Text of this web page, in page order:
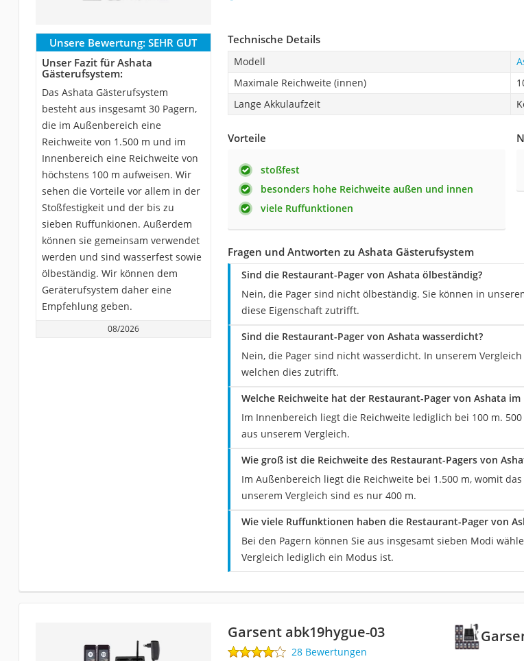
Unsere Bewertung: SEHR GUT
Unser Fazit für Ashata
Gästerufsystem:
Das Ashata Gästerufsystem
besteht aus insgesamt 30 Pagern,
die im Außenbereich eine
Reichweite von 1.500 m und im
Innenbereich eine Reichweite von
höchstens 100 m aufweisen. Wir
sehen die Vorteile vor allem in der
Stoßfestigkeit und der bis zu
sieben Ruffunkionen. Außerdem
können sie gemeinsam verwendet
werden und sind wasserfest sowie
ölbeständig. Wir können dem
Geräterufsystem daher eine
Empfehlung geben.
08/2026
Technische Details
Modell
Maximale Reichweite (innen)
Lange Akkulaufzeit
Vorteile
stoßfest
besonders hohe Reichweite außen und innen
viele Ruffunktionen
Fragen und Antworten zu Ashata Gästerufsystem
Sind die Restaurant-Pager von Ashata ölbeständig?
Nein, die Pager sind nicht ölbeständig. Sie können in
diese Eigenschaft zutrifft.
Sind die Restaurant-Pager von Ashata wasserdicht?
Nein, die Pager sind nicht wasserdicht. In unserem
welchen dies zutrifft.
Welche Reichweite hat der Restaurant-Pager von Ashata im
Im Innenbereich liegt die Reichweite lediglich bei 100 m.
aus unserem Vergleich.
Wie groß ist die Reichweite des Restaurant-Pagers von
Im Außenbereich liegt die Reichweite bei 1.500 m, womit
unserem Vergleich sind es nur 400 m.
Wie viele Ruffunktionen haben die Restaurant-Pager von
Bei den Pagern können Sie aus insgesamt sieben Modi
Vergleich lediglich ein Modus ist.
Garsent abk19hygue-03
28 Bewertungen